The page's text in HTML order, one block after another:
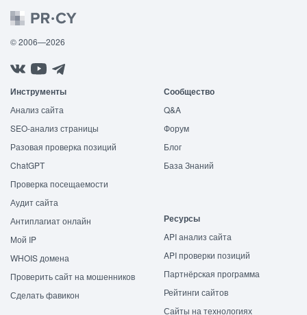
© 2006—2026
Инструменты
Анализ сайта
SEO-анализ страницы
Разовая проверка позиций
ChatGPT
Проверка посещаемости
Аудит сайта
Антиплагиат онлайн
Мой IP
WHOIS домена
Проверить сайт на мошенников
Сделать фавикон
Сообщество
Q&A
Форум
Блог
База Знаний
Ресурсы
API анализ сайта
API проверки позиций
Партнёрская программа
Рейтинги сайтов
Сайты на технологиях